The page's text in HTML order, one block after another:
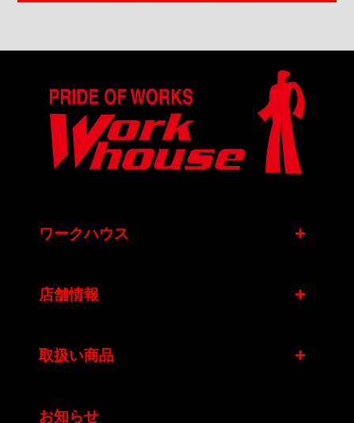
ワークハウス +
店舗情報 +
取扱い商品 +
お知らせ